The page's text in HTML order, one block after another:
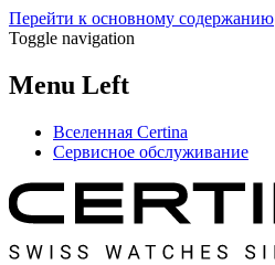
Перейти к основному содержанию
Toggle navigation
Menu Left
Вселенная Certina
Сервисное обслуживание